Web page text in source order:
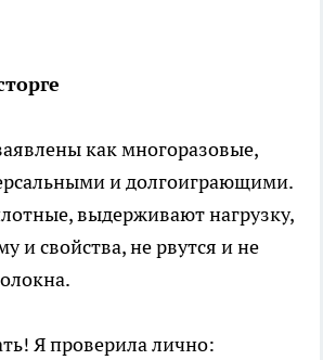
как многоразовые,
и долгоиграющими.
выдерживают нагрузку,
и свойства, не рвутся и не
Я проверила лично: